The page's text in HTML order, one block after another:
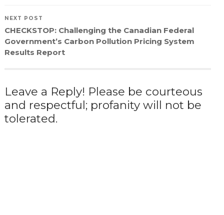
NEXT POST
CHECKSTOP: Challenging the Canadian Federal
Government’s Carbon Pollution Pricing System
Results Report
Leave a Reply! Please be courteous
and respectful; profanity will not be
tolerated.